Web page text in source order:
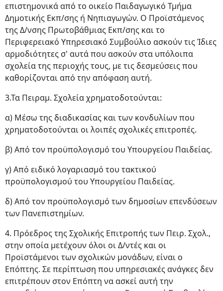
επιστημονικά από το οικείο Παιδαγωγικό Τμήμα
Δημοτικής Εκπ/σης ή Νηπιαγωγών. Ο Προϊστάμενος
της Δ/νσης Πρωτοβάθμιας Εκπ/σης και το
Περιφερειακό Υπηρεσιακό Συμβούλιο ασκούν τις Ίδιες
αρμοδιότητες σ' αυτά που ασκούν στα υπόλοιπα
σχολεία της περιοχής τους, με τις δεσμεύσεις που
καθορίζονται από την απόφαση αυτή.
3.Τα Πειραμ. Σχολεία χρηματοδοτούνται:
α) Μέσω της διαδικασίας και των κονδυλίων που
χρηματοδοτούνται οι λοιπές σχολικές επιτροπές.
β) Από τον προϋπολογισμό του Υπουργείου Παιδείας.
γ) Από ειδικό λογαριασμό του τακτικού
προϋπολογισμού του Υπουργείου Παιδείας.
δ) Από τον προϋπολογισμό των δημοσίων επενδύσεων
των Πανεπιστημίων.
4. Πρόεδρος της Σχολικής Επιτροπής των Πειρ. Σχολ.,
στην οποία μετέχουν όλοι οι Δ/ντές και οι
Προϊστάμενοι των σχολικών μονάδων, είναι ο
Επόπτης. Σε περίπτωση που υπηρεσιακές ανάγκες δεν
επιτρέπουν στον Επόπτη να ασκεί αυτή την